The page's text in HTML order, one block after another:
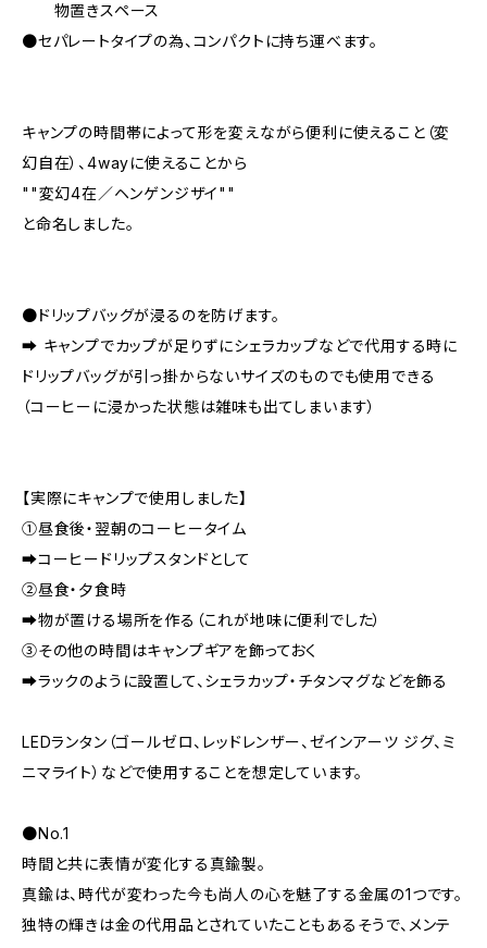
物置きスペース
●セパレートタイプの為、コンパクトに持ち運べます。
キャンプの時間帯によって形を変えながら便利に使えること（変
幻自在）、4wayに使えることから
""変幻4在／ヘンゲンジザイ""
と命名しました。
●ドリップバッグが浸るのを防げます。
➡︎ キャンプでカップが足りずにシェラカップなどで代用する時に
ドリップバッグが引っ掛からないサイズのものでも使用できる
（コーヒーに浸かった状態は雑味も出てしまいます）
【実際にキャンプで使用しました】
①昼食後・翌朝のコーヒータイム
➡︎コーヒードリップスタンドとして
②昼食・夕食時
➡︎物が置ける場所を作る（これが地味に便利でした）
③その他の時間はキャンプギアを飾っておく
➡︎ラックのように設置して、シェラカップ・チタンマグなどを飾る
LEDランタン（ゴールゼロ、レッドレンザー、ゼインアーツ ジグ、ミ
ニマライト）などで使用することを想定しています。
●No.1
時間と共に表情が変化する真鍮製。
真鍮は、時代が変わった今も尚人の心を魅了する金属の1つです。
独特の輝きは金の代用品とされていたこともあるそうで、メンテ